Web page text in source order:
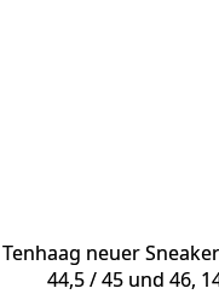
Tenhaag neuer
44,5 / 45 und 46,